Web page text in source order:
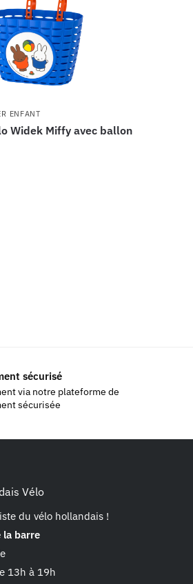
ENFANT
Widek Miffy avec ballon
sécurisé
via notre plateforme de
sécurisée
Vélo
du vélo hollandais !
la barre
13h à 19h